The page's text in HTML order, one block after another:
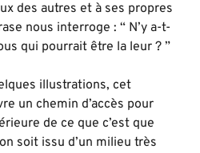
des autres et à ses propres
nous interroge : “ N’y a-t-
qui pourrait être la leur ? ”
illustrations, cet
un chemin d’accès pour
de ce que c’est que
soit issu d’un milieu très